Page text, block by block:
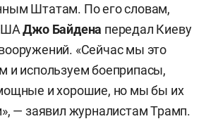
Штатам. По его словам,
Джо Байдена передал Киеву
«Сейчас мы это
и используем боеприпасы,
и хорошие, но мы бы их
— заявил журналистам Трамп.